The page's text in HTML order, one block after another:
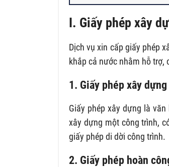
I. Giấy phép xây
Dịch vụ xin cấp giấy phép
khắp cả nước nhằm hỗ trợ,
1. Giấy phép xây
Giấy phép xây dựng là
xây dựng một công trình,
giấy phép di dời công trình.
2. Giấy phép hoàn